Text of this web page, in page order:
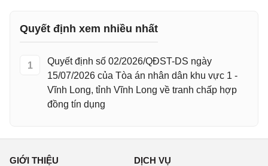
Quyết định xem nhiều nhất
1
Quyết định số 02/2026/QĐST-DS ngày
15/07/2026 của Tòa án nhân dân khu vực 1 -
Vĩnh Long, tỉnh Vĩnh Long về tranh chấp hợp
đồng tín dụng
GIỚI THIỆU DỊCH VỤ